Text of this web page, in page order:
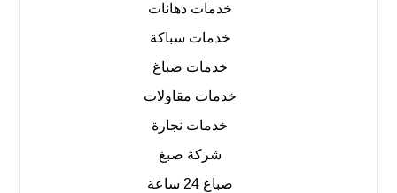
خدمات دهانات
خدمات سباكة
خدمات صباغ
خدمات مقاولات
خدمات نجارة
شركة صبغ
صباغ 24 ساعة